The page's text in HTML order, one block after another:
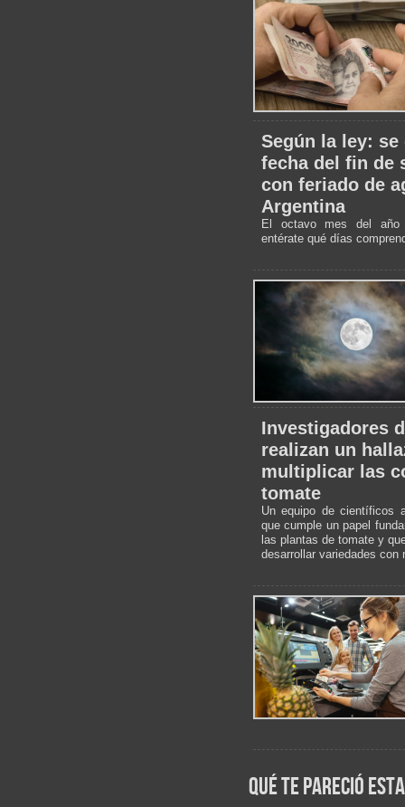
Según la ley:
fecha del fin de
con feriado de
Argentina
El octavo mes del año
entérate qué días
Investigadores
realizan un
multiplicar las
tomate
Un equipo de científicos
que cumple un papel
las plantas de tomate y
desarrollar variedades con
qué te pareció